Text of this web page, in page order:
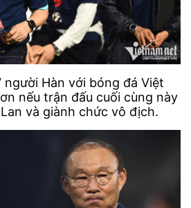
người Hàn với bóng đá Việt
nếu trận đấu cuối cùng này
và giành chức vô địch.